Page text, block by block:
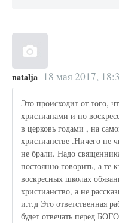
natalja 18 мая 2017,
Это происходит от того,
христианами и по
в церковь годами , на
христианстве .Ничего не
не брали. Надо
постоянно говорить, а те
воскресных школах
христианство, а не
и.т.д Это ответственная
будет отвечать перед